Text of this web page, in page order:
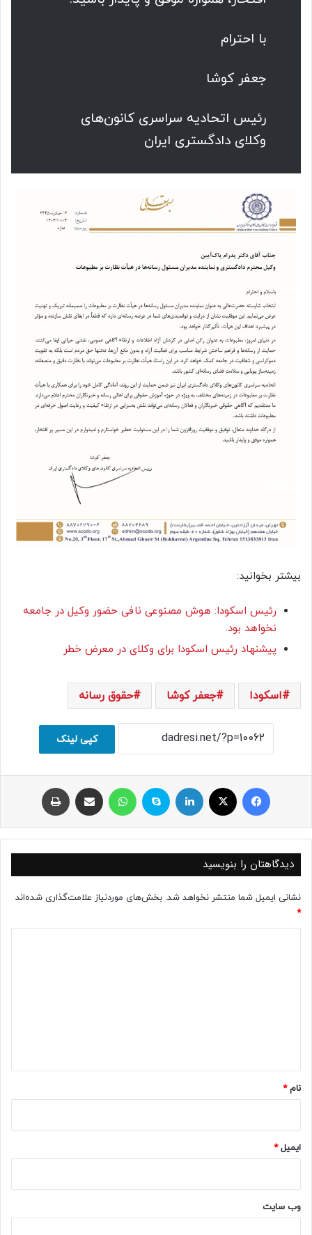
با احترام
جعفر کوشا
رئیس اتحادیه سراسری کانون‌های
وکلای دادگستری ایران
بیشتر بخوانید:
رئیس اسکودا: هوش مصنوعی نافی حضور وکیل در جامعه
نخواهد بود.
پیشنهاد رئیس اسکودا برای وکلای در معرض خطر
اسکودا جعفر کوشا حقوق رسانه
کپی لینک
فیسبوک ایکس لینکداین اسکایپ اشتراک با ایمیل
دیدگاهتان را بنویسید
نشانی ایمیل شما منتشر نخواهد شد. بخش‌های موردنیاز علامت‌گذاری شده‌اند
*
نام*
ایمیل*
وب‌ سایت